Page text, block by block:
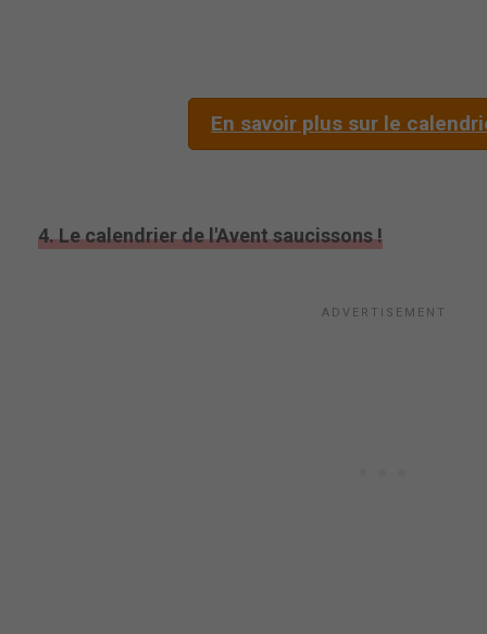
En savoir plus sur le
4. Le calendrier de l'Avent saucissons !